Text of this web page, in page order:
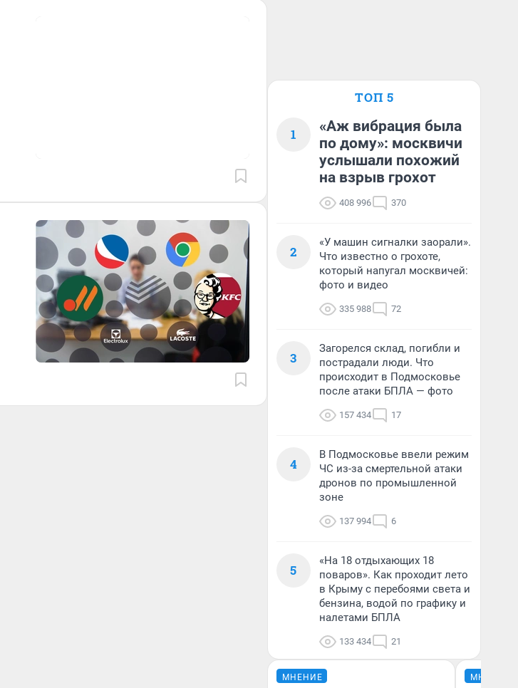
ТОП 5
1
«Аж вибрация была
по дому»: москвичи
услышали похожий
на взрыв грохот
408 996 370
2
«У машин сигналки заорали».
Что известно о грохоте,
который напугал москвичей:
фото и видео
335 988 72
3
Загорелся склад, погибли и
пострадали люди. Что
происходит в Подмосковье
после атаки БПЛА — фото
157 434 17
4
В Подмосковье ввели режим
ЧС из-за смертельной атаки
дронов по промышленной
зоне
137 994 6
5
«На 18 отдыхающих 18
поваров». Как проходит лето
в Крыму с перебоями света и
бензина, водой по графику и
налетами БПЛА
133 434 21
МНЕНИЕ МНЕНИЕ